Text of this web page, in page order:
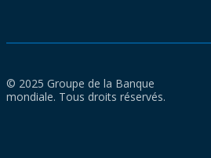
© 2025 Groupe de la Banque
mondiale. Tous droits réservés.